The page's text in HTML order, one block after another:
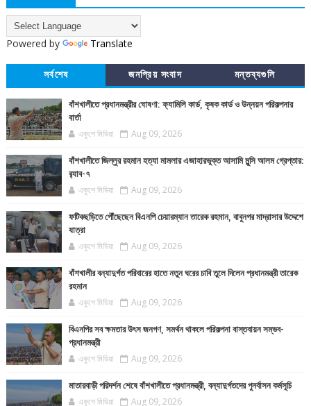
Powered by Translate
সর্বশেষ জনপ্রিয় সংবাদ মন্তব্যগুলি
বাঁশখালীতে প্রধানমন্ত্রীর ঘোষণা: ফ্যামিলি কার্ড, কৃষক কার্ড ও উন্নয়ন পরিকল্পনার
বার্তা
একুশে মিডিয়া Aug 09, 2026
বাঁশখালীতে জিল্লুর রহমান হত্যা মামলার এজাহারভুক্ত আসামি মুন্সি আলম গ্রেপ্তার:
র‍্যাব-৭
একুশে মিডিয়া Aug 09, 2026
ফটিকছড়িতে পৌঁছেছেন বিএনপি চেয়ারম্যান তারেক রহমান, বাবুনগর মাদ্রাসার উদ্দেশে
যাত্রা
একুশে মিডিয়া Aug 09, 2026
বাঁশখালীর বন্যাদুর্গত পরিবারের হাতে নতুন ঘরের চাবি তুলে দিলেন প্রধানমন্ত্রী তারেক
রহমান
একুশে মিডিয়া Aug 09, 2026
বিএনপির সব ক্ষমতার উৎস জনগণ, সমর্থন থাকলে পরিকল্পনা বাস্তবায়ন সম্ভব-
প্রধানমন্ত্রী
একুশে মিডিয়া Aug 09, 2026
মাতারবাড়ী পরিদর্শন শেষে বাঁশখালীতে প্রধানমন্ত্রী, বন্যাদুর্গতদের পুনর্বাসন কর্মসূচি
একুশে মিডিয়া Aug 09, 2026